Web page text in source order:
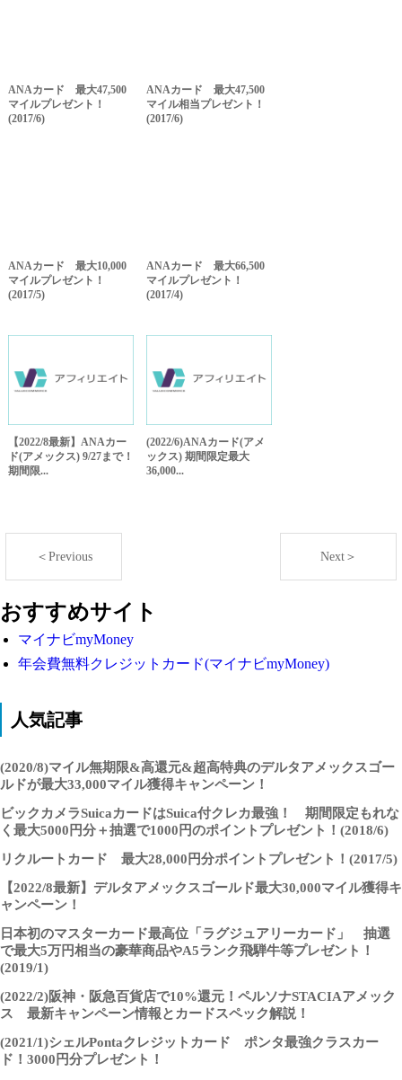
ANAカード 最大47,500
マイルプレゼント！
(2017/6)
ANAカード 最大47,500
マイル相当プレゼント！
(2017/6)
ANAカード 最大10,000
マイルプレゼント！
(2017/5)
ANAカード 最大66,500
マイルプレゼント！
(2017/4)
【2022/8最新】ANAカー
ド(アメックス) 9/27まで！
期間限...
(2022/6)ANAカード(アメ
ックス) 期間限定最大
36,000...
＜Previous Next＞
おすすめサイト
マイナビmyMoney
年会費無料クレジットカード(マイナビmyMoney)
人気記事
(2020/8)マイル無期限&高還元&超高特典のデルタアメックスゴー
ルドが最大33,000マイル獲得キャンペーン！
ビックカメラSuicaカードはSuica付クレカ最強！ 期間限定もれな
く最大5000円分＋抽選で1000円のポイントプレゼント！(2018/6)
リクルートカード 最大28,000円分ポイントプレゼント！(2017/5)
【2022/8最新】デルタアメックスゴールド最大30,000マイル獲得キ
ャンペーン！
日本初のマスターカード最高位「ラグジュアリーカード」 抽選
で最大5万円相当の豪華商品やA5ランク飛騨牛等プレゼント！
(2019/1)
(2022/2)阪神・阪急百貨店で10%還元！ペルソナSTACIAアメック
ス 最新キャンペーン情報とカードスペック解説！
(2021/1)シェルPontaクレジットカード ポンタ最強クラスカー
ド！3000円分プレゼント！